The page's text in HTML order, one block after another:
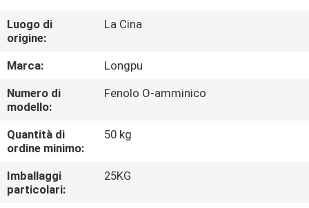
PRODOTTI
VIDEO
SU
DI
Luogo di
origine:
La Cina
Marca:
Longpu
Numero di
modello:
Fenolo O-amminico
Quantità di
ordine minimo:
50 kg
Imballaggi
particolari:
25KG